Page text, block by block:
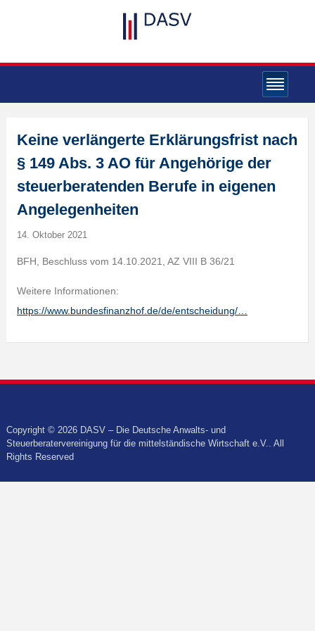
Keine verlängerte Erklärungsfrist nach
§ 149 Abs. 3 AO für Angehörige der
steuerberatenden Berufe in eigenen
Angelegenheiten
14. Oktober 2021
BFH, Beschluss vom 14.10.2021, AZ VIII B 36/21
Weitere Informationen:
https://www.bundesfinanzhof.de/de/entscheidung/…
Copyright © 2026 DASV – Die Deutsche Anwalts- und
Steuerberatervereinigung für die mittelständische Wirtschaft e.V.. All
Rights Reserved